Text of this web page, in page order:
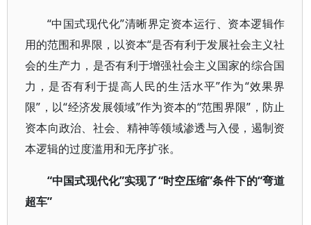
“中国式现代化”清晰界定资本运行、资本逻辑作
用的范围和界限，以资本“是否有利于发展社会主义社
会的生产力，是否有利于增强社会主义国家的综合国
力，是否有利于提高人民的生活水平”作为“效果界
限”，以“经济发展领域”作为资本的“范围界限”，防止
资本向政治、社会、精神等领域渗透与入侵，遏制资
本逻辑的过度滥用和无序扩张。
“中国式现代化”实现了“时空压缩”条件下的“弯道
超车”